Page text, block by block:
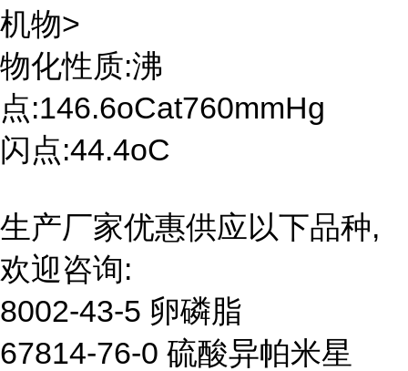
机物>
物化性质:沸
点:146.6oCat760mmHg
闪点:44.4oC
生产厂家优惠供应以下品种,
欢迎咨询:
8002-43-5 卵磷脂
67814-76-0 硫酸异帕米星